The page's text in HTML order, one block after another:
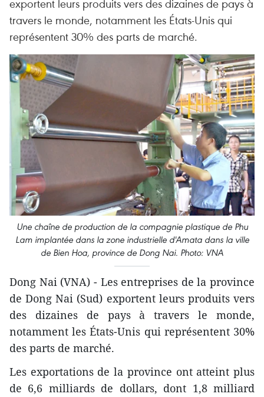
exportent leurs produits vers des dizaines de pays à
travers le monde, notamment les États-Unis qui
représentent 30% des parts de marché.
Une chaîne de production de la compagnie plastique de Phu
Lam implantée dans la zone industrielle d'Amata dans la ville
de Bien Hoa, province de Dong Nai. Photo: VNA
Dong Nai (VNA) - Les entreprises de la province
de Dong Nai (Sud) exportent leurs produits vers
des dizaines de pays à travers le monde,
notamment les États-Unis qui représentent 30%
des parts de marché.
Les exportations de la province ont atteint plus
de 6,6 milliards de dollars, dont 1,8 milliard